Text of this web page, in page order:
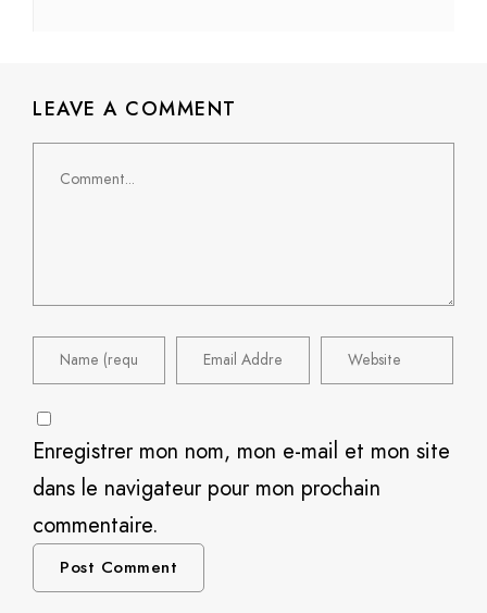
LEAVE A COMMENT
Enregistrer mon nom, mon e-mail et mon site
dans le navigateur pour mon prochain
commentaire.